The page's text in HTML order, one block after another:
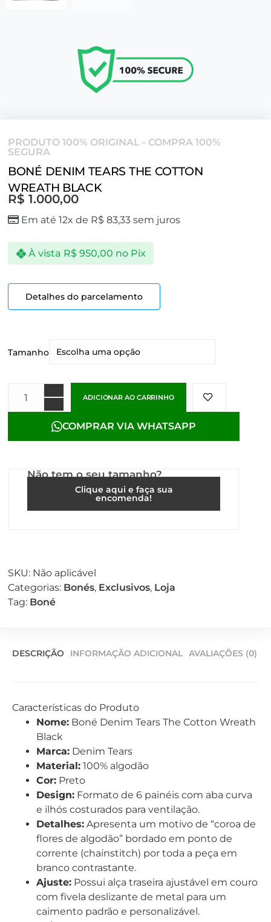
PRODUTO 100% ORIGINAL - COMPRA 100%
SEGURA
BONÉ DENIM TEARS THE COTTON
WREATH BLACK
R$ 1.000,00
Em até 12x de R$ 83,33 sem juros
À vista R$950,00 no Pix
Detalhes do parcelamento
Tamanho
ADICIONAR AO CARRINHO
COMPRAR VIA WHATSAPP
Não tem o seu tamanho?
Clique aqui e faça sua
encomenda!
SKU: Não aplicável
Categorias: Bonés, Exclusivos, Loja
Tag: Boné
DESCRIÇÃO INFORMAÇÃO ADICIONAL AVALIAÇÕES (0)
Características do Produto
Nome: Boné Denim Tears The Cotton Wreath
Black
Marca: Denim Tears
Material: 100% algodão
Cor: Preto
Design: Formato de 6 painéis com aba curva
e ilhós costurados para ventilação.
Detalhes: Apresenta um motivo de “coroa de
flores de algodão” bordado em ponto de
corrente (chainstitch) por toda a peça em
branco contrastante.
Ajuste: Possui alça traseira ajustável em couro
com fivela deslizante de metal para um
caimento padrão e personalizável.